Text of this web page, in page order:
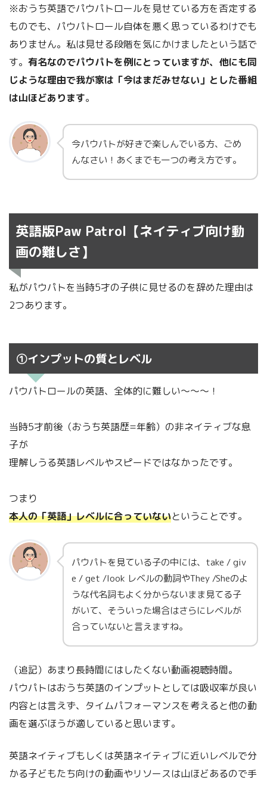
※おうち英語でパウパトロールを見せている方を否定する
ものでも、パウパトロール自体を悪く思っているわけでも
ありません。私は見せる段階を気にかけましたという話で
す。 有名なのでパウパトを例にとっていますが、他にも同
じような理由で我が家は「今はまだみせない」とした番組
は山ほどあります。
今パウパトが好きで楽しんでいる方、ごめ
んなさい！あくまでも一つの考え方です。
英語版Paw Patrol【ネイティブ向け動
画の難しさ】
私がパウパトを当時5才の子供に見せるのを辞めた理由は
2つあります。
①インプットの質とレベル
パウパトロールの英語、全体的に難しい～～～！
当時5才前後（おうち英語歴=年齢）の非ネイティブな息
子が
理解しうる英語レベルやスピードではなかったです。
つまり
本人の「英語」レベルに合っていないということです。
パウパトを見ている子の中には、take / giv
e / get /look レベルの動詞やThey /Sheのよ
うな代名詞もよく分からないまま見てる子
がいて、そういった場合はさらにレベルが
合っていないと言えますね。
（追記）あまり長時間にはしたくない動画視聴時間。
パウパトはおうち英語のインプットとしては吸収率が良い
内容とは言えず、タイムパフォーマンスを考えると他の動
画を選ぶほうが適していると思います。
英語ネイティブもしくは英語ネイティブに近いレベルで分
かる子どもたち向けの動画やリソースは山ほどあるので手